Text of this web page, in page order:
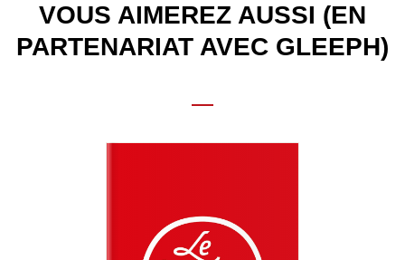
VOUS AIMEREZ AUSSI (EN
PARTENARIAT AVEC GLEEPH)